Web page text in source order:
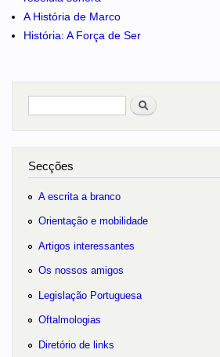
A História de Marco
História: A Força de Ser
Pesquisar
no portal
Secções
A escrita a branco
Orientação e mobilidade
Artigos interessantes
Os nossos amigos
Legislação Portuguesa
Oftalmologias
Diretório de links